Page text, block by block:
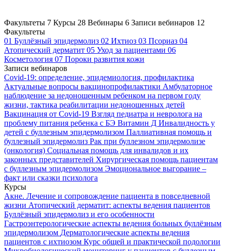
Факультеты 7 Курсы 28 Вебинары 6 Записи вебинаров 12
Факультеты
01 Буллёзный эпидермолиз 02 Ихтиоз 03 Псориаз 04
Атопический дерматит 05 Уход за пациентами 06
Косметология 07 Пороки развития кожи
Записи вебинаров
Covid-19: определение, эпидемиология, профилактика
Актуальные вопросы вакцинопрофилактики Амбулаторное
наблюдение за недоношенным ребенком на первом году
жизни, тактика реабилитации недоношенных детей
Вакцинация от Covid-19 Взгляд педиатра и невролога на
проблему питания ребенка с БЭ Витамин Д Инвалидность у
детей с буллезным эпидермолизом Паллиативная помощь и
буллезный эпидермолиз Рак при буллезном эпидермолизе
(онкология) Социальная помощь для инвалидов и их
законных представителей Хирургическая помощь пациентам
с буллезным эпидермолизом Эмоциональное выгорание –
факт или сказки психолога
Курсы
Акне. Лечение и сопровождение пациента в повседневной
жизни Атопический дерматит: аспекты ведения пациентов
Буллёзный эпидермолиз и его особенности
Гастроэнтерологические аспекты ведения больных буллёзным
эпидермолизом Дерматологические аспекты ведения
пациентов с ихтиозом Курс общей и практической подологии